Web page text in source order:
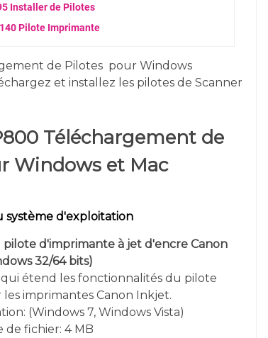
Installer de Pilotes
Pilote Imprimante
de Pilotes pour Windows
et installez les pilotes de Scanner
Téléchargement de
Windows et Mac
système d'exploitation
d'imprimante à jet d'encre Canon
32/64 bits)
étend les fonctionnalités du pilote
imprimantes Canon Inkjet.
(Windows 7, Windows Vista)
de fichier: 4 MB